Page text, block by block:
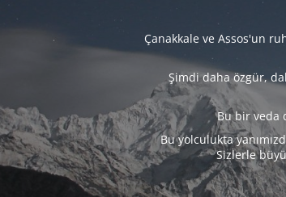
Çanakkale ve Assos'un
Şimdi daha özgür,
Bu bir veda
Bu yolculukta
Sizlerle